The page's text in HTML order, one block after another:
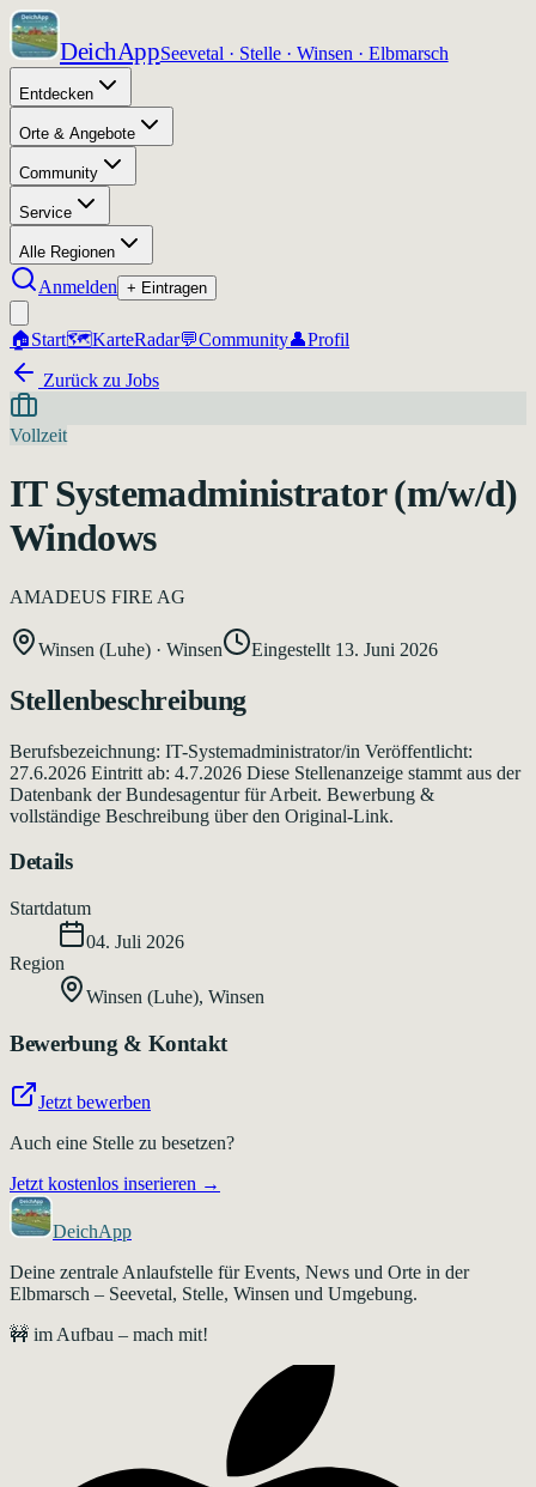
DeichAppSeevetal · Stelle · Winsen · Elbmarsch
Entdecken
Orte & Angebote
Community
Service
Alle Regionen
Anmelden + Eintragen
🏠Start🗺️KarteRadar💬Community👤Profil
Zurück zu Jobs
Vollzeit
IT Systemadministrator (m/w/d)
Windows
AMADEUS FIRE AG
Winsen (Luhe) · Winsen Eingestellt 13. Juni 2026
Stellenbeschreibung
Berufsbezeichnung: IT-Systemadministrator/in Veröffentlicht:
27.6.2026 Eintritt ab: 4.7.2026 Diese Stellenanzeige stammt aus der
Datenbank der Bundesagentur für Arbeit. Bewerbung &
vollständige Beschreibung über den Original-Link.
Details
Startdatum
04. Juli 2026
Region
Winsen (Luhe), Winsen
Bewerbung & Kontakt
Jetzt bewerben
Auch eine Stelle zu besetzen?
Jetzt kostenlos inserieren →
DeichApp
Deine zentrale Anlaufstelle für Events, News und Orte in der
Elbmarsch – Seevetal, Stelle, Winsen und Umgebung.
🚧 im Aufbau – mach mit!